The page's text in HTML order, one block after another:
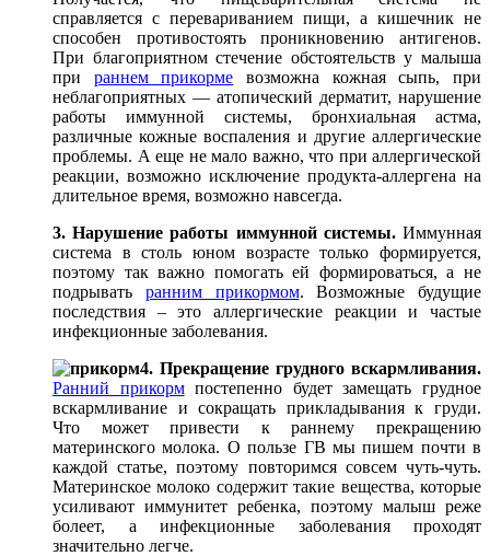
справляется с перевариванием пищи, а кишечник не
способен противостоять проникновению антигенов.
При благоприятном стечение обстоятельств у малыша
при раннем прикорме возможна кожная сыпь, при
неблагоприятных — атопический дерматит, нарушение
работы иммунной системы, бронхиальная астма,
различные кожные воспаления и другие аллергические
проблемы. А еще не мало важно, что при аллергической
реакции, возможно исключение продукта-аллергена на
длительное время, возможно навсегда.
3. Нарушение работы иммунной системы. Иммунная
система в столь юном возрасте только формируется,
поэтому так важно помогать ей формироваться, а не
подрывать ранним прикормом. Возможные будущие
последствия – это аллергические реакции и частые
инфекционные заболевания.
4. Прекращение грудного вскармливания.
Ранний прикормпостепенно будет замещать грудное
вскармливание и сокращать прикладывания к груди.
Что может привести к раннему прекращению
материнского молока. О пользе ГВ мы пишем почти в
каждой статье, поэтому повторимся совсем чуть-чуть.
Материнское молоко содержит такие вещества, которые
усиливают иммунитет ребенка, поэтому малыш реже
болеет, а инфекционные заболевания проходят
значительно легче.